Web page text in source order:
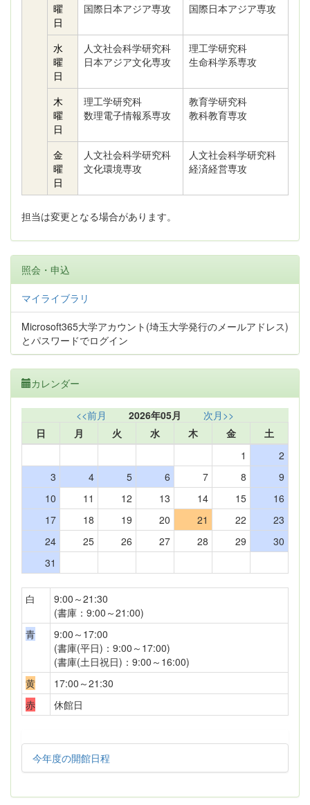
曜
日
国際日本アジア専攻
国際日本アジア専攻
水
曜
日
人文社会科学研究科
日本アジア文化専攻
理工学研究科
生命科学系専攻
木
曜
日
理工学研究科
数理電子情報系専攻
教育学研究科
教科教育専攻
金
曜
日
人文社会科学研究科
文化環境専攻
人文社会科学研究科
経済経営専攻
担当は変更となる場合があります。
照会・申込
マイライブラリ
Microsoft365大学アカウント(埼玉大学発行のメールアドレス)
とパスワードでログイン
カレンダー
<<前月 2026年05月
次月>>
日
月 火 水 木 金
土
1
2
3
4 5 6 7 8
9
10
11 12 13 14 15
16
17
18 19 20 21 22
23
24
25 26 27 28 29
30
31
白
9:00～21:30
(書庫：9:00～21:00)
青
9:00～17:00
(書庫(平日)：9:00～17:00)
(書庫(土日祝日)：9:00～16:00)
黄
17:00～21:30
赤
休館日
今年度の開館日程